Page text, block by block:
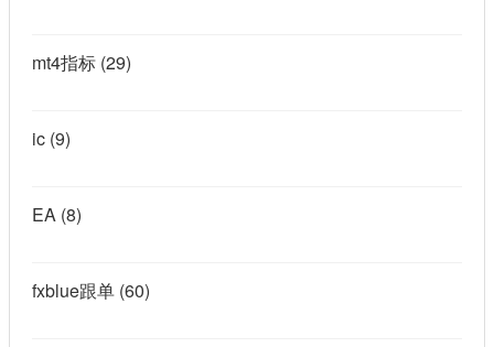
mt4指标 (29)
ic (9)
EA (8)
fxblue跟单 (60)